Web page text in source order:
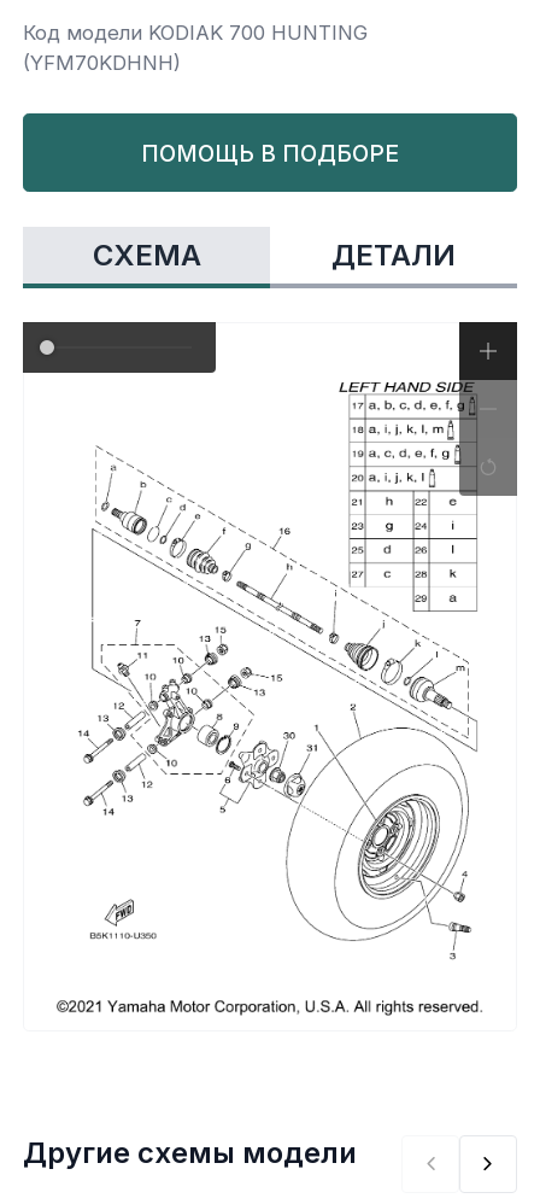
Yamaha
Салонные фильтры
Корпус,пластик
Ремни безопасности
Сиденья
Склизы, гусеницы, коньки
Снегоотвалы
Сумки, кофры
Топливная система
Тормозная система
Трансмиссия
Управление
Хранение и перевозка
Шины, диски, гусеницы
Шноркели
Электрика
Kawasaki
Код модели KODIAK 700 HUNTING
(YFM70KDHNH)
ПОМОЩЬ В ПОДБОРЕ
СХЕМА ДЕТАЛИ
Другие схемы модели